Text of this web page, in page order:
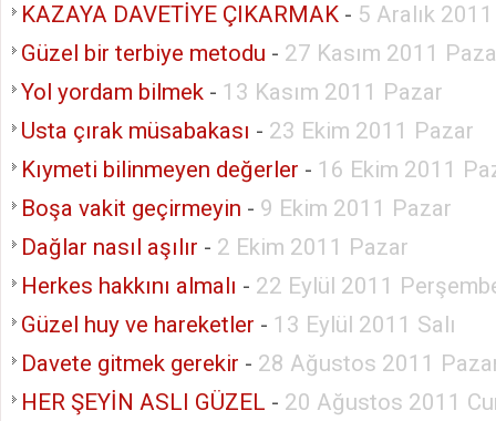
KAZAYA DAVETİYE ÇIKARMAK - 5 Aralık
Güzel bir terbiye metodu - 27 Kasım 2011
Yol yordam bilmek - 13 Kasım 2011 Pazar
Usta çırak müsabakası - 23 Ekim 2011 Pazar
Kıymeti bilinmeyen değerler - 16 Ekim 2011
Boşa vakit geçirmeyin - 9 Ekim 2011 Pazar
Dağlar nasıl aşılır - 2 Ekim 2011 Pazar
Herkes hakkını almalı - 22 Eylül 2011
Güzel huy ve hareketler - 13 Eylül 2011 Salı
Davete gitmek gerekir - 28 Ağustos 2011
HER ŞEYİN ASLI GÜZEL - 20 Ağustos 2011